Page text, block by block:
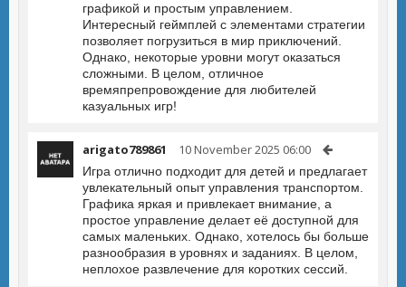
графикой и простым управлением.
Интересный геймплей с элементами стратегии
позволяет погрузиться в мир приключений.
Однако, некоторые уровни могут оказаться
сложными. В целом, отличное
времяпрепровождение для любителей
казуальных игр!
arigato789861 10 November 2025 06:00
Игра отлично подходит для детей и предлагает
увлекательный опыт управления транспортом.
Графика яркая и привлекает внимание, а
простое управление делает её доступной для
самых маленьких. Однако, хотелось бы больше
разнообразия в уровнях и заданиях. В целом,
неплохое развлечение для коротких сессий.